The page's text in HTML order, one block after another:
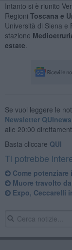
Intanto si è riunito
Regioni Toscana e
Università di Siena e
stazione
estate
Se vuoi leggere le
Newsletter
alle 20:00
Basta cliccare QUI
Ti potrebbe
Come potenziare
Muore travolto
Expo, Ceccarelli